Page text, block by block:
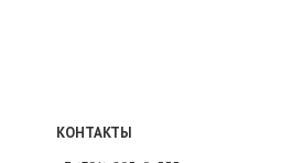
КОНТАКТЫ